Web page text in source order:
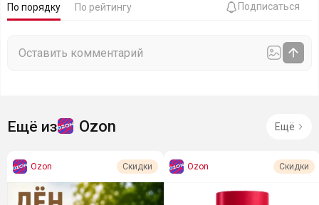
По порядку По рейтингу Подписаться
Ещё из Ozon Ещё
Ozon Скидки Ozon Скидки